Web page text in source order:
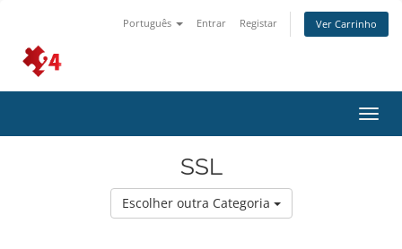
Português Entrar Registar Ver Carrinho
SSL
Escolher outra Categoria